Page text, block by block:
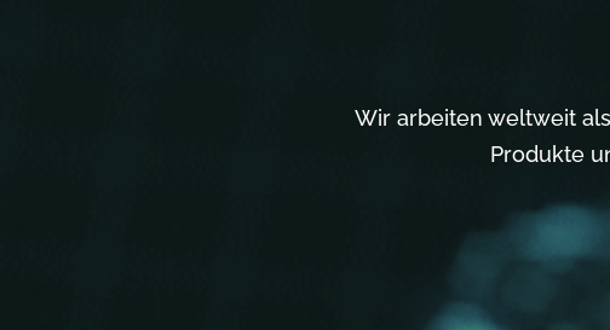
Wir arbeiten weltweit
Produkte